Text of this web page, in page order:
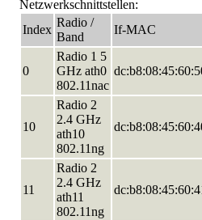
Netzwerkschnittstellen:
Index
Radio /
Band
If-MAC
0
Radio 1 5
GHz ath0
802.11nac
10
Radio 2
2.4 GHz
ath10
802.11ng
11
Radio 2
2.4 GHz
ath11
802.11ng